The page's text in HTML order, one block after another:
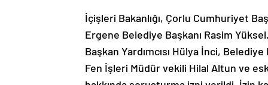
İçişleri Bakanlığı, Çorlu Cumhuriyet
Ergene Belediye Başkanı Rasim
Başkan Yardımcısı Hülya İnci,
Fen İşleri Müdür vekili Hilal Altun ve